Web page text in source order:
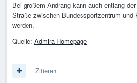
Bei großem Andrang kann auch entlang
Straße zwischen Bundessportzentrum und
werden.
Quelle: Admira-Homepage
Zitieren